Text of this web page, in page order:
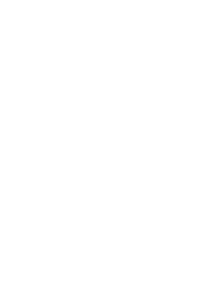
https://www.101tv.es/el-
¿Quién pone
Con un precio que ronda
vende en la actualidad se
Orcajo, un artista
contradicciones del
amantes del arte «un